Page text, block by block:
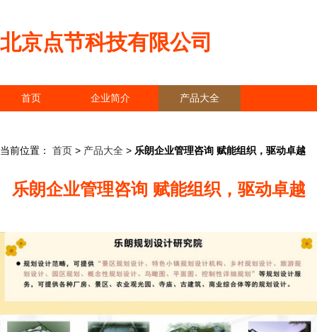
北京点节科技有限公司
首页 企业简介 产品大全
当前位置： 首页 > 产品大全 > 乐朗企业管理咨询 赋能组织，驱动卓越
乐朗企业管理咨询 赋能组织，驱动卓越